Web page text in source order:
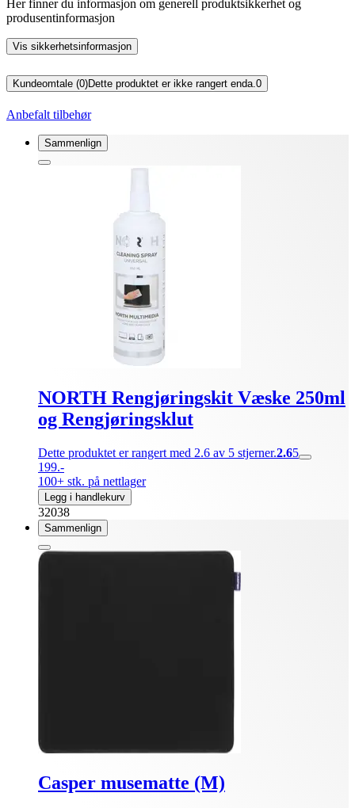
Her finner du informasjon om generell produktsikkerhet og
produsentinformasjon
Vis sikkerhetsinformasjon
Kundeomtale (0)Dette produktet er ikke rangert enda.0
Anbefalt tilbehør
Sammenlign
NORTH Rengjøringskit Væske 250ml
og Rengjøringsklut
Dette produktet er rangert med 2.6 av 5 stjerner.2.65
199.-
100+ stk. på nettlager
Legg i handlekurv
32038
Sammenlign
Casper musematte (M)